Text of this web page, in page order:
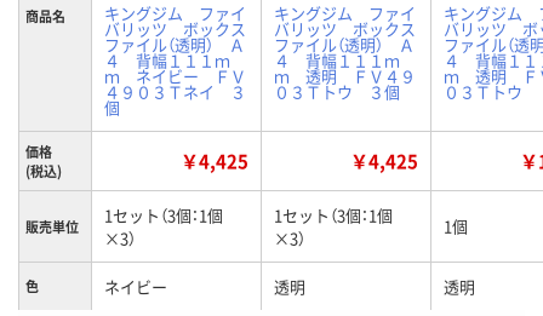
商品名 キングジム ファイ
バリッツ ボックス
ファイル（透明） Ａ
４ 背幅１１１ｍ
ｍ ネイビー ＦＶ
４９０３Ｔネイ ３
個
キングジム ファイ
バリッツ ボックス
ファイル（透明） Ａ
４ 背幅１１１ｍ
ｍ 透明 ＦＶ４９
０３Ｔトウ ３個
キングジム
バリッツ ボ
ファイル（透
４ 背幅１１
ｍ 透明 Ｆ
０３Ｔトウ
価格
(税込)
￥4,425 ￥4,425
販売単位
1セット（3個：1個
×3）
1セット（3個：1個
×3）
1個
色 ネイビー 透明 透明